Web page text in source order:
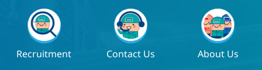
Recruitment Contact Us About Us